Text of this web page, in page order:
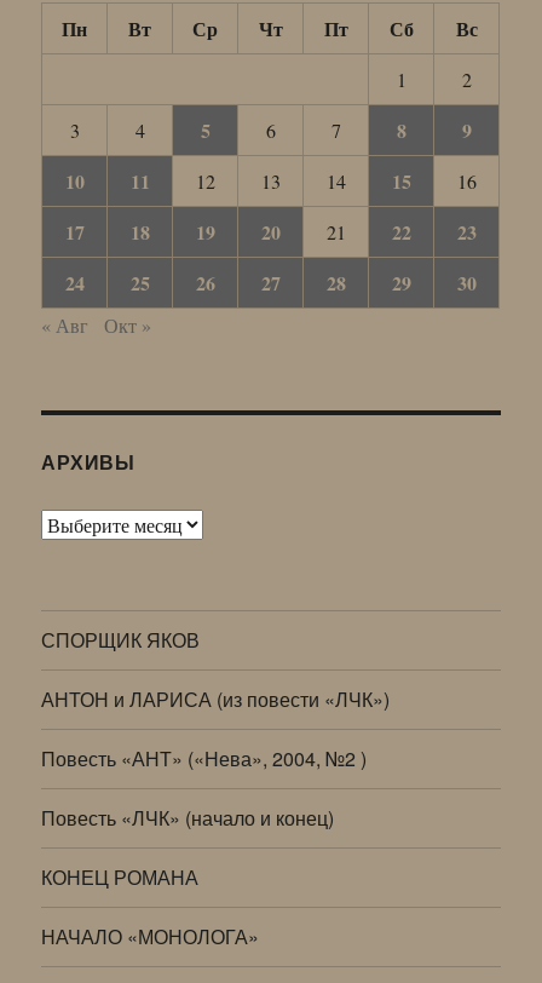
Пн Вт Ср Чт Пт Сб Вс
1
2
3
4 5 6 7 8
9
10
11 12 13 14 15 16
17 18 19 20 21 22
23
24
25 26 27 28 29 30
« Авг Окт »
АРХИВЫ
Архивы
СПОРЩИК ЯКОВ
АНТОН и ЛАРИСА (из повести «ЛЧК»)
Повесть «АНТ» («Нева», 2004, №2 )
Повесть «ЛЧК» (начало и конец)
КОНЕЦ РОМАНА
НАЧАЛО «МОНОЛОГА»